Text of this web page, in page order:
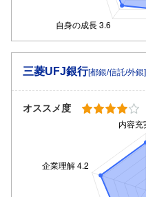
三菱UFJ銀行[都銀/信託/外銀]
オススメ度